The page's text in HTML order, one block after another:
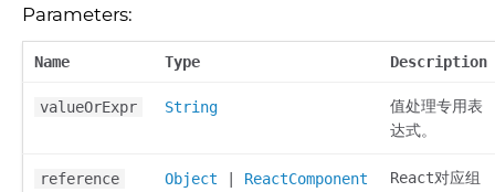
Parameters:
Name Type Description
valueOrExpr String
值处理专用表
达式。
reference Object ReactComponent
React对应组